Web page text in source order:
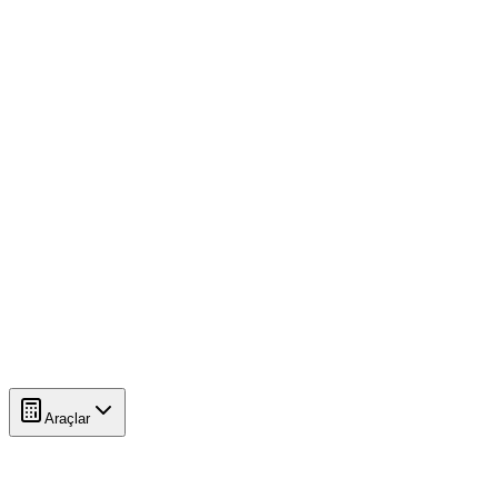
Araçlar